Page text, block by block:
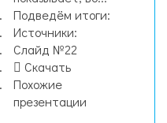
Подведём итоги:
Источники:
Слайд №22
Скачать
Похожие
презентации